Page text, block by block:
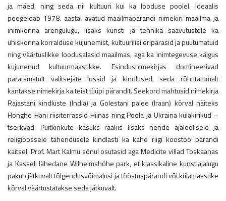
ja mäed, ning seda nii kultuuri kui ka looduse poolel. Ideaalis
peegeldab 1978. aastal avatud maailmapärandi nimekiri maailma ja
inimkonna arengulugu, lisaks kunsti ja tehnika saavutustele ka
ühiskonna korralduse kujunemist, kultuurilisi eripärasid ja puutumatuid
ning väärtuslikke loodusalasid maailmas, aga ka inimtegevuse käigus
kujunenud kultuurmaastikke. Esindusnimekirjas domineerivad
paratamatult valitsejate lossid ja kindlused, seda rõhutatumalt
kantakse nimekirja ka teist tüüpi pärandit. Seekord mahtusid nimekirja
Rajastani kindluste (India) ja Golestani palee (Iraan) kõrval näiteks
Honghe Hani riisiterrassid Hiinas ning Poola ja Ukraina külakirikud –
tserkvad. Puitkirikute kasuks rääkis lisaks nende ajaloolisele ja
religioossele tähendusele kindlasti ka kahe riigi koostöö pärandi
kaitsel. Prof. Mart Kalmu sõnul osutasid aga Medicite villad Toskaanas
ja Kasseli lähedane Wilhelmshöhe park, et klassikaline kunstiajalugu
pakub jätkuvalt tõlgendusvõimalusi ja tööstuspärandi või külamaastike
kõrval väärtustatakse seda jätkuvalt.